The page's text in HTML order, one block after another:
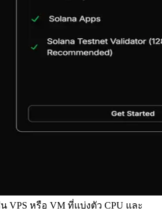
VPS หรือ VM ที่แบ่งตัว CPU และ